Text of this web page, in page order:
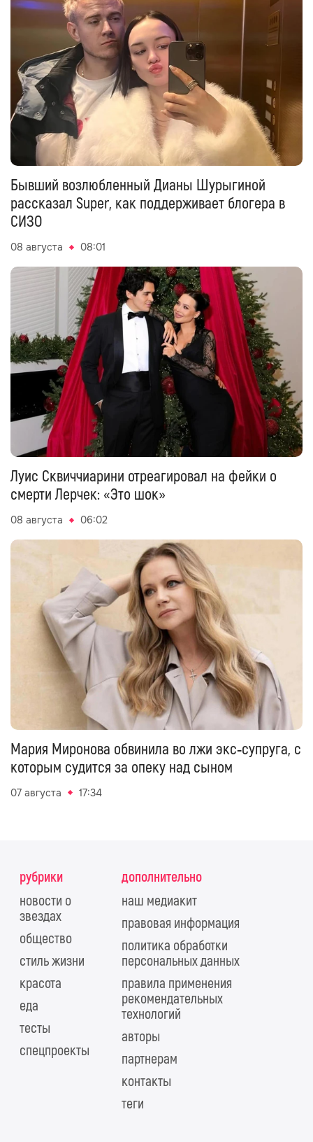
Бывший возлюбленный Дианы Шурыгиной
рассказал Super, как поддерживает блогера в
СИЗО
08 августа 08:01
Луис Сквиччиарини отреагировал на фейки о
смерти Лерчек: «Это шок»
08 августа 06:02
Мария Миронова обвинила во лжи экс‑супруга, с
которым судится за опеку над сыном
07 августа 17:34
рубрики
новости о
звездах
общество
стиль жизни
красота
еда
тесты
спецпроекты
дополнительно
наш медиакит
правовая информация
политика обработки
персональных данных
правила применения
рекомендательных
технологий
авторы
партнерам
контакты
теги